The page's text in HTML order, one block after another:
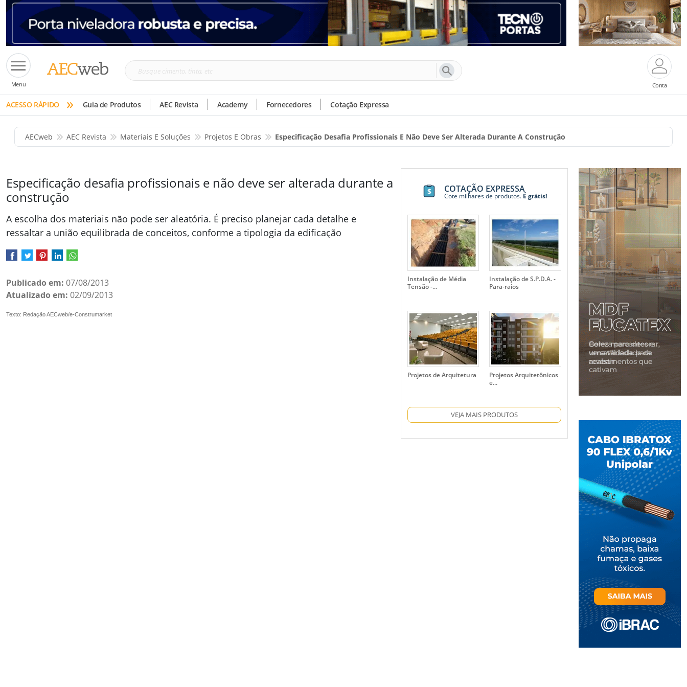
Menu
Busque
tinta,
etc
Conta
ACESSO RÁPIDO » Guia de Produtos AEC Revista Academy Fornecedores Cotação Expressa
AECweb AEC Revista Materiais E Soluções Projetos E Obras Especificação Desafia Profissionais E Não Deve Ser Alterada Durante A Construção
Especificação desafia profissionais e não deve ser alterada durante a
construção
A escolha dos materiais não pode ser aleatória. É preciso planejar cada detalhe e
ressaltar a união equilibrada de conceitos, conforme a tipologia da edificação
Publicado em: 07/08/2013
Atualizado em: 02/09/2013
Texto: Redação AECweb/e-Construmarket
COTAÇÃO EXPRESSA
Cote milhares de produtos.É grátis!
Instalação de Média
Tensão -...
Instalação de S.P.D.A. -
Para-raios
Projetos de Arquitetura
Projetos Arquitetônicos
e...
VEJA MAIS PRODUTOS